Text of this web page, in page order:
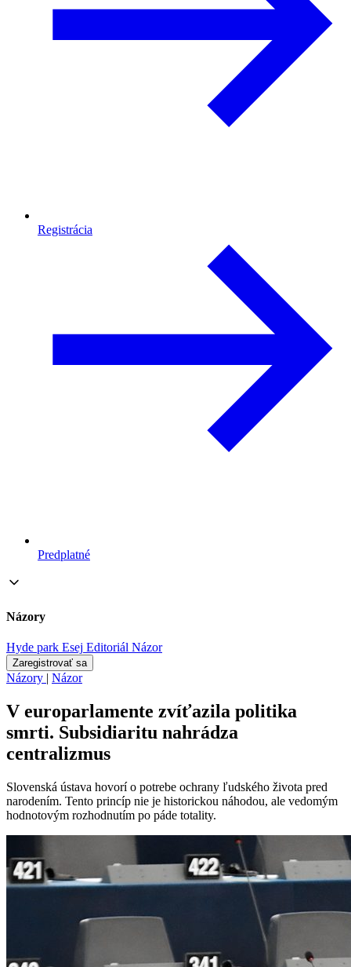
Registrácia
Predplatné
Názory
Hyde park Esej Editoriál Názor
Zaregistrovať sa
Názory | Názor
V europarlamente zvíťazila politika
smrti. Subsidiaritu nahrádza
centralizmus
Slovenská ústava hovorí o potrebe ochrany ľudského života pred
narodením. Tento princíp nie je historickou náhodou, ale vedomým
hodnotovým rozhodnutím po páde totality.